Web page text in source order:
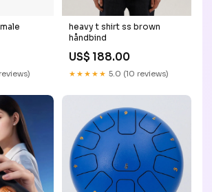
heavy t shirt ss brown
håndbind
US$ 188.00
★★★★★ 5.0 (10 reviews)